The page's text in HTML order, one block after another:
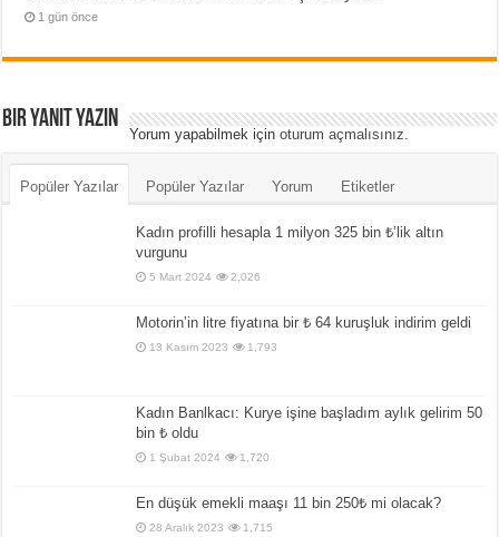
1 gün önce
Bir yanıt yazın
Yorum yapabilmek içinoturum açmalısınız
Popüler Yazılar Popüler Yazılar Yorum Etiketler
Kadın profilli hesapla 1 milyon 325 bin ₺’lik altın
vurgunu
5 Mart 2024 2,026
Motorin’in litre fiyatına bir ₺ 64 kuruşluk indirim geldi
13 Kasım 2023 1,793
Kadın Banlkacı: Kurye işine başladım aylık gelirim 50
bin ₺ oldu
1 Şubat 2024 1,720
En düşük emekli maaşı 11 bin 250₺ mi olacak?
28 Aralık 2023 1,715